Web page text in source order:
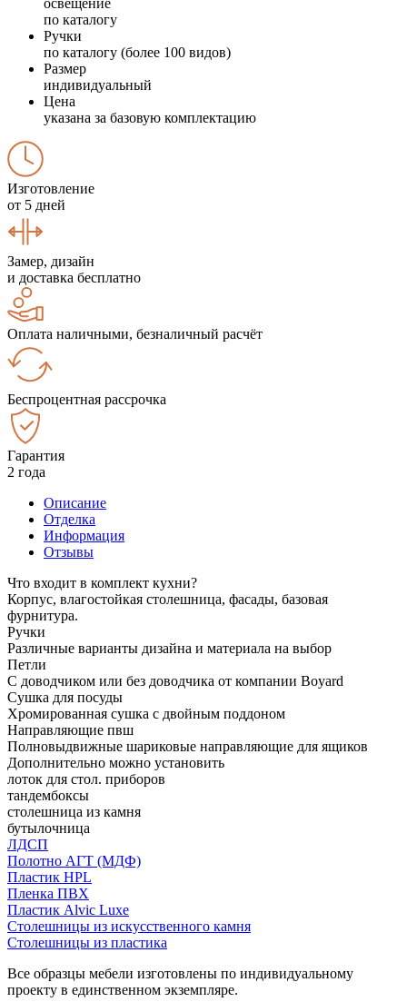
по каталогу
Ручки
по каталогу (более 100 видов)
Размер
индивидуальный
Цена
указана за базовую комплектацию
Изготовление
от 5 дней
Замер, дизайн
и доставка бесплатно
Оплата наличными, безналичный расчёт
Беспроцентная рассрочка
Гарантия
2 года
Описание
Отделка
Информация
Отзывы
Что входит в комплект кухни?
Корпус, влагостойкая столешница, фасады, базовая
фурнитура.
Ручки
Различные варианты дизайна и материала на выбор
Петли
С доводчиком или без доводчика от компании Boyard
Сушка для посуды
Хромированная сушка с двойным поддоном
Направляющие пвш
Полновыдвижные шариковые направляющие для ящиков
Дополнительно можно установить
лоток для стол. приборов
тандембоксы
столешница из камня
бутылочница
ЛДСП
Полотно АГТ (МДФ)
Пластик HPL
Пленка ПВХ
Пластик Alvic Luxe
Столешницы из искусственного камня
Столешницы из пластика
Все образцы мебели изготовлены по индивидуальному
проекту в единственном экземпляре.